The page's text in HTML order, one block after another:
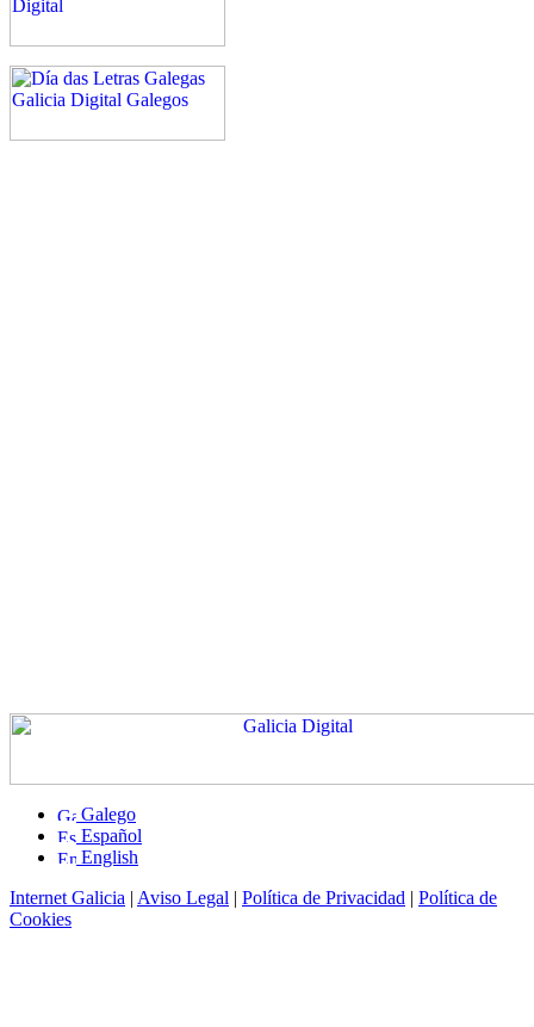
Galego
Español
English
Internet Galicia | Aviso Legal | Política de Privacidad | Política de
Cookies